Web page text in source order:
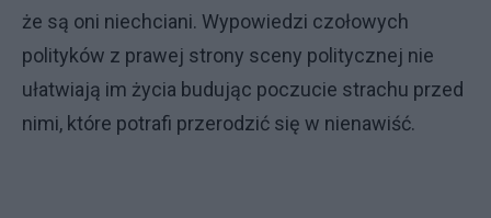
że są oni niechciani. Wypowiedzi czołowych
polityków z prawej strony sceny politycznej nie
ułatwiają im życia budując poczucie strachu przed
nimi, które potrafi przerodzić się w nienawiść.